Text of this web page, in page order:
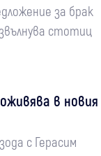
за брак
стотиц
в новия
с Герасим